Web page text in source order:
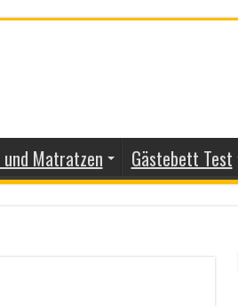
Matratzen Gästebett Test